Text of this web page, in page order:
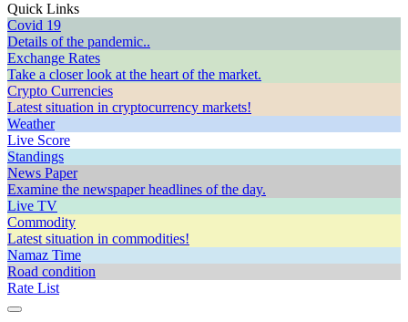
Quick Links
Covid 19
Details of the pandemic..
Exchange Rates
Take a closer look at the heart of the market.
Crypto Currencies
Latest situation in cryptocurrency markets!
Weather
Live Score
Standings
News Paper
Examine the newspaper headlines of the day.
Live TV
Commodity
Latest situation in commodities!
Namaz Time
Road condition
Rate List